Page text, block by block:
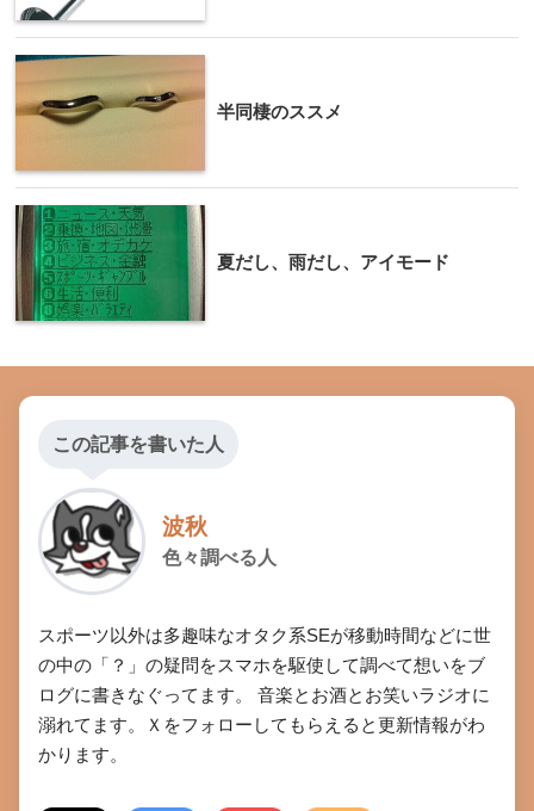
半同棲のススメ
夏だし、雨だし、アイモード
この記事を書いた人
波秋
色々調べる人
スポーツ以外は多趣味なオタク系SEが移動時間などに世
の中の「？」の疑問をスマホを駆使して調べて想いをブ
ログに書きなぐってます。 音楽とお酒とお笑いラジオに
溺れてます。Ｘをフォローしてもらえると更新情報がわ
かります。